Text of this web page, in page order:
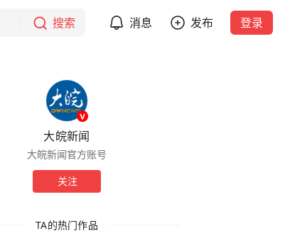
搜索 消息 发布 登录
大皖新闻
大皖新闻官方账号
关注
TA的热门作品